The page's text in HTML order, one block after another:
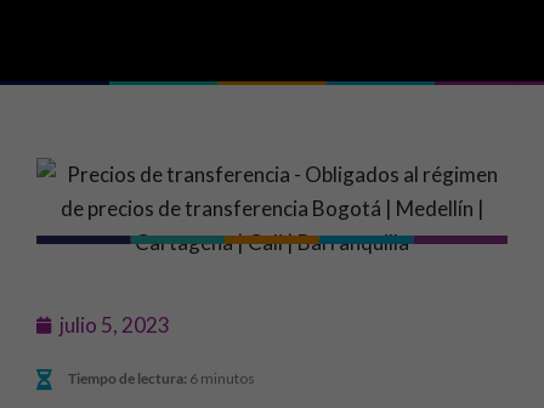
julio 5, 2023
Tiempo de lectura: 6 minutos